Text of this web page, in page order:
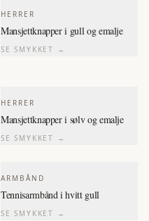
HERRER
Mansjettknapper i gull og emalje
SE SMYKKET →
HERRER
Mansjettknapper i sølv og emalje
SE SMYKKET →
ARMBÅND
Tennisarmbånd i hvitt gull
SE SMYKKET →